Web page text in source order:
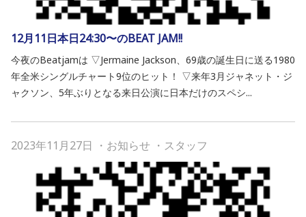
12月11日本日24:30〜のBEAT JAM!!
今夜のBeatjamは ▽Jermaine Jackson、69歳の誕生日に送る1980
年全米シングルチャート9位のヒット！ ▽来年3月ジャネット・ジ
ャクソン、5年ぶりとなる来日公演に日本だけのスペシ...
2023年11月27日 ・ お知らせ ・ スタッフ